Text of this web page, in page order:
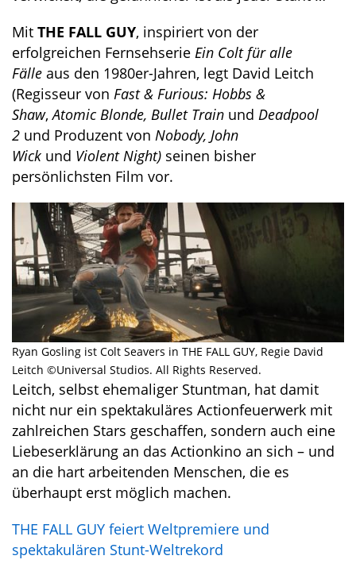
Mit THE FALL GUY, inspiriert von der
erfolgreichen Fernsehserie Ein Colt für alle
Fälle aus den 1980er-Jahren, legt David Leitch
(Regisseur von Fast & Furious: Hobbs &
Shaw,Atomic Blonde, Bullet Train und Deadpool
2 und Produzent von Nobody, John
Wick und Violent Night) seinen bisher
persönlichsten Film vor.
Ryan Gosling ist Colt Seavers in THE FALL GUY, Regie David
Leitch ©Universal Studios. All Rights Reserved.
Leitch, selbst ehemaliger Stuntman, hat damit
nicht nur ein spektakuläres Actionfeuerwerk mit
zahlreichen Stars geschaffen, sondern auch eine
Liebeserklärung an das Actionkino an sich – und
an die hart arbeitenden Menschen, die es
überhaupt erst möglich machen.
THE FALL GUY feiert Weltpremiere und
spektakulären Stunt-Weltrekord